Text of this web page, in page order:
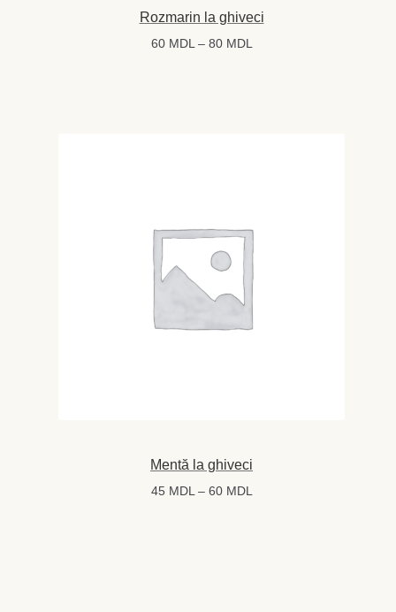
Rozmarin la ghiveci
60 MDL – 80 MDL
Mentă la ghiveci
45 MDL – 60 MDL